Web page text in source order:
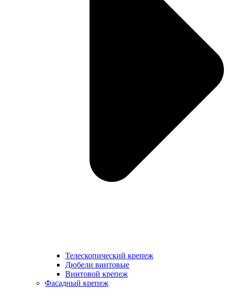
Телескопический крепеж
Дюбели винтовые
Винтовой крепеж
Фасадный крепеж